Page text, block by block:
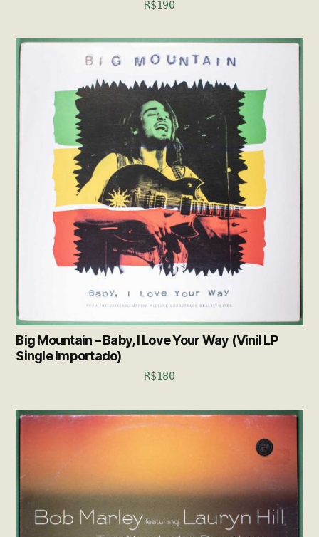
R$190
Big Mountain – Baby, I Love Your Way (Vinil LP
Single Importado)
R$180